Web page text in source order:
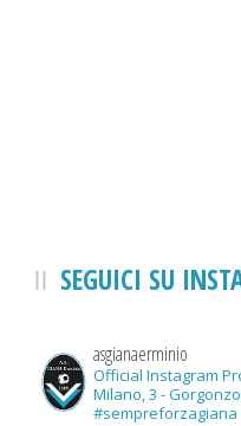
SEGUICI SU
asgianaerminio
Official Instagram
Milano, 3 -
#sempreforzagiana